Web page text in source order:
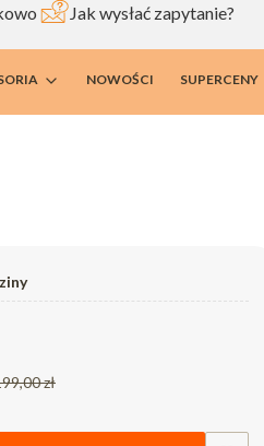
Jak wysłać zapytanie?
NOWOŚCI SUPERCENY
zł